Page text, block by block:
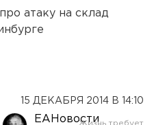
атаку на склад
15 ДЕКАБРЯ 2014 В 14:10
ЕАНовости